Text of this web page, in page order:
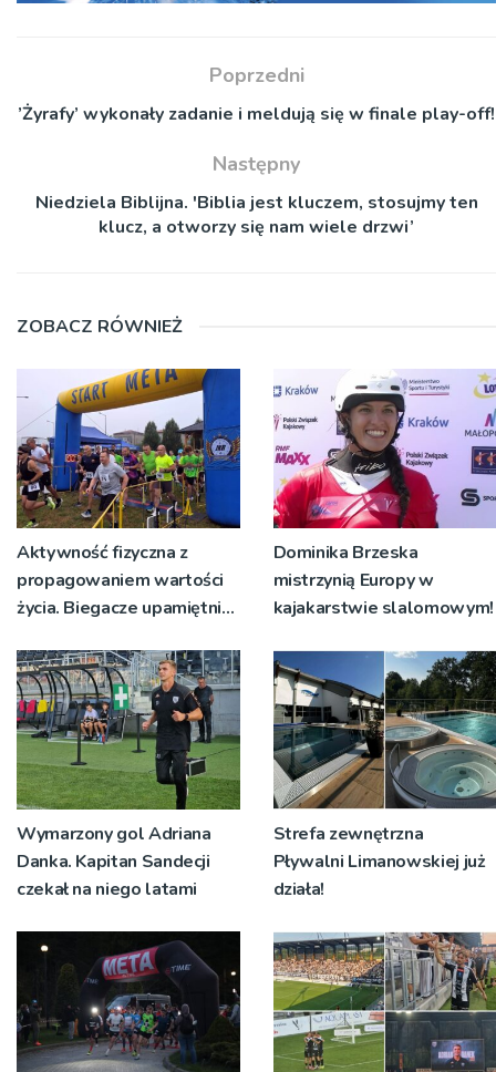
Poprzedni
’Żyrafy’ wykonały zadanie i meldują się w finale play-off!
Następny
Niedziela Biblijna. 'Biblia jest kluczem, stosujmy ten
klucz, a otworzy się nam wiele drzwi’
ZOBACZ RÓWNIEŻ
Aktywność fizyczna z
propagowaniem wartości
życia. Biegacze upamiętnili
Dominika Brzeska
mistrzynią Europy w
kajakarstwie slalomowym!
Wymarzony gol Adriana
Danka. Kapitan Sandecji
czekał na niego latami
Strefa zewnętrzna
Pływalni Limanowskiej już
działa!